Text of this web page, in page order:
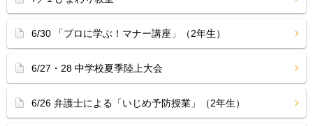
6/30 「プロに学ぶ！マナー講座」（2年生）
6/27・28 中学校夏季陸上大会
6/26 弁護士による「いじめ予防授業」（2年生）